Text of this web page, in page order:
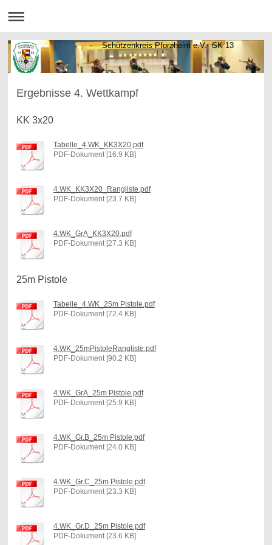
Schützenkreis Pforzheim e.V. SK 13
Ergebnisse 4. Wettkampf
KK 3x20
Tabelle_4.WK_KK3X20.pdf
PDF-Dokument [16.9 KB]
4.WK_KK3X20_Rangliste.pdf
PDF-Dokument [23.7 KB]
4.WK_GrA_KK3X20.pdf
PDF-Dokument [27.3 KB]
25m Pistole
Tabelle_4.WK_25m Pistole.pdf
PDF-Dokument [72.4 KB]
4.WK_25mPistoleRangliste.pdf
PDF-Dokument [90.2 KB]
4.WK_GrA_25m Pistole.pdf
PDF-Dokument [25.9 KB]
4.WK_Gr.B_25m Pistole.pdf
PDF-Dokument [24.0 KB]
4.WK_Gr.C_25m Pistole.pdf
PDF-Dokument [23.3 KB]
4.WK_Gr.D_25m Pistole.pdf
PDF-Dokument [23.6 KB]